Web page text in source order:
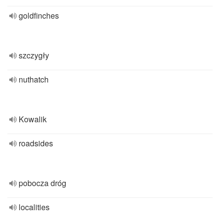
goldfinches
szczygły
nuthatch
Kowalik
roadsides
pobocza dróg
localities